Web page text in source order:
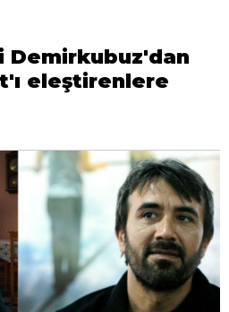
Demirkubuz'dan
eleştirenlere